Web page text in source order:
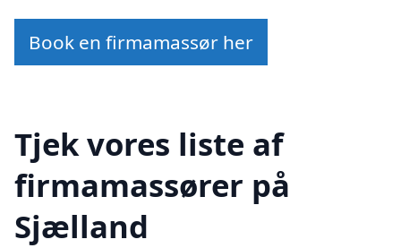
Book en firmamassør her
Tjek vores liste af
firmamassører på
Sjælland